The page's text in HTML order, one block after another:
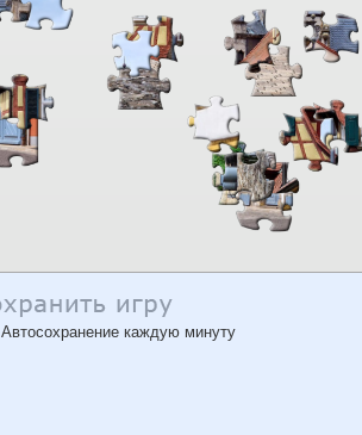
Автосохранение каждую минуту